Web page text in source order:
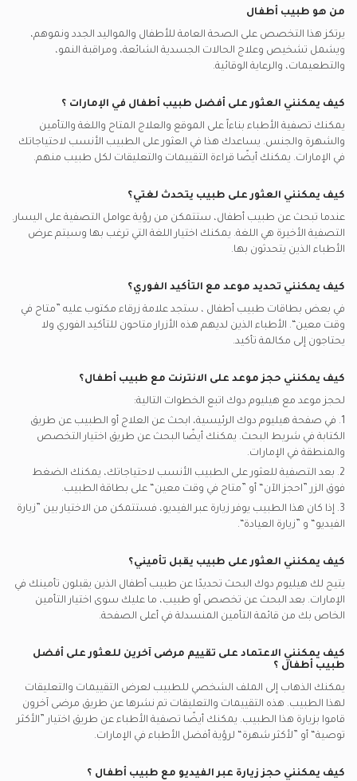
اطباء الأطفال في دبي في الوصل
اطباء الأطفال في دبي في ام سقيم
اطباء الأطفال في دبي في الورقاء
أفضل جراحي تجميل في الإمارات
أفضل اطباء الأطفال في الإمارات
أفضل أطباء القلب في الإمارات
أفضل أخصائيين أمراض الصدر في الإمارات
اطباء الأطفال في كينغز ميدكال سنتر, دبي مارينا
اطباء الأطفال في مستشفي بلهول الأوروبي, الجافلية
اطباء الأطفال في مستشفى ريم, طموح
اطباء الأطفال في مجمع الرخيمي الطبي, الممزر
اطباء الأطفال في مركز القلب الطبي, المعترض
تطعيمات, الإمارات
متابعة نمو حديثي الولادة, الإمارات
السمنة عند الأطفال, الإمارات
سكري الأطفال, الإمارات
سوء التغذية للأطفال, الإمارات
أمراض الجهاز الهضمي للأطفال, الإمارات
المظلة يدعم تأمين اطباء الأطفال
وهيلث يدعم تأمين اطباء الأطفال
ميتلايف يدعم تأمين اطباء الأطفال
ناس يدعم تأمين اطباء الأطفال
شركة التأمين الإيرانية - اي اي سي يدعم تأمين اطباء الأطفال
بينتاكير يدعم تأمين اطباء الأطفال
شركة البحيرة الوطنية للتأمين - ابنيك يدعم تأمين اطباء الأطفال
نور للتكافل يدعم تأمين اطباء الأطفال
دبي للتأمين - د ي س يدعم تأمين اطباء الأطفال
مكالمات الفيديو مع أطباء الأيورفيدا
مكالمات الفيديو مع اطباء النساء والتوليد
مكالمات الفيديو مع أخصائيون نفسيون
مكالمات الفيديو مع أخصائيين أسنان الأطفال
مكالمات الفيديو مع أخصائيين العلاج الطبيعي
من هو طبيب أطفال
يرتكز هذا التخصص على الصحة العامة للأطفال والمواليد الجدد ونموهم،
ويشمل تشخيص وعلاج الحالات الجسدية الشائعة، ومراقبة النمو،
والتطعيمات، والرعاية الوقائية.
كيف يمكنني العثور على أفضل طبيب أطفال في الإمارات ؟
يمكنك تصفية الأطباء بناءاً على الموقع والعلاج المتاح واللغة والتأمين
والشهرة والجنس. يساعدك هذا في العثور على الطبيب الأنسب لاحتياجاتك
في الإمارات. يمكنك أيضًا قراءة التقييمات والتعليقات لكل طبيب منهم.
كيف يمكنني العثور على طبيب يتحدث لغتي؟
عندما تبحث عن طبيب أطفال، ستتمكن من رؤية عوامل التصفية على اليسار.
التصفية الأخيرة هي اللغة. يمكنك اختيار اللغة التي ترغب بها وسيتم عرض
الأطباء الذين يتحدثون بها.
كيف يمكنني تحديد موعد مع التأكيد الفوري؟
في بعض بطاقات طبيب أطفال ، ستجد علامة زرقاء مكتوب عليه ”متاح في
وقت معين“. الأطباء الذين لديهم هذه الأزرار متاحون للتأكيد الفوري ولا
يحتاجون إلى مكالمة تأكيد.
كيف يمكنني حجز موعد على الانترنت مع طبيب أطفال؟
لحجز موعد مع هيليوم دوك اتبع الخطوات التالية:
1. في صفحة هيليوم دوك الرئيسية، ابحث عن العلاج أو الطبيب عن طريق
الكتابة في شريط البحث. يمكنك أيضًا البحث عن طريق اختيار التخصص
والمنطقة في الإمارات.
2. بعد التصفية للعثور على الطبيب الأنسب لاحتياجاتك، يمكنك الضغط
فوق الزر ”احجز الآن“ أو ”متاح في وقت معين“ على بطاقة الطبيب.
3. إذا كان هذا الطبيب يوفر زيارة عبر الفيديو، فستتمكن من الاختيار بين ”زيارة
الفيديو“ و ”زيارة العيادة“.
كيف يمكنني العثور على طبيب يقبل تأميني؟
يتيح لك هيليوم دوك البحث تحديدًا عن طبيب أطفال الذين يقبلون تأمينك في
الإمارات. بعد البحث عن تخصص أو طبيب، ما عليك سوى اختيار التأمين
الخاص بك من قائمة التأمين المنسدلة في أعلى الصفحة.
كيف يمكنني الاعتماد على تقييم مرضى آخرين للعثور على أفضل
طبيب أطفال ؟
يمكنك الذهاب إلى الملف الشخصي للطبيب لعرض التقييمات والتعليقات
لهذا الطبيب. هذه التقييمات والتعليقات تم نشرها عن طريق مرضى آخرون
قاموا بزيارة هذا الطبيب. يمكنك أيضًا تصفية الأطباء عن طريق اختيار ”الأكثر
توصية“ أو ”لأكثر شهرة“ لرؤية أفضل الأطباء في الإمارات.
كيف يمكنني حجز زيارة عبر الفيديو مع طبيب أطفال ؟